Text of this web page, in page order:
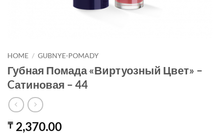
HOME / GUBNYE-POMADY
Губная Помада «Виртуозный Цвет» –
Cатиновая – 44
₸ 2,370.00